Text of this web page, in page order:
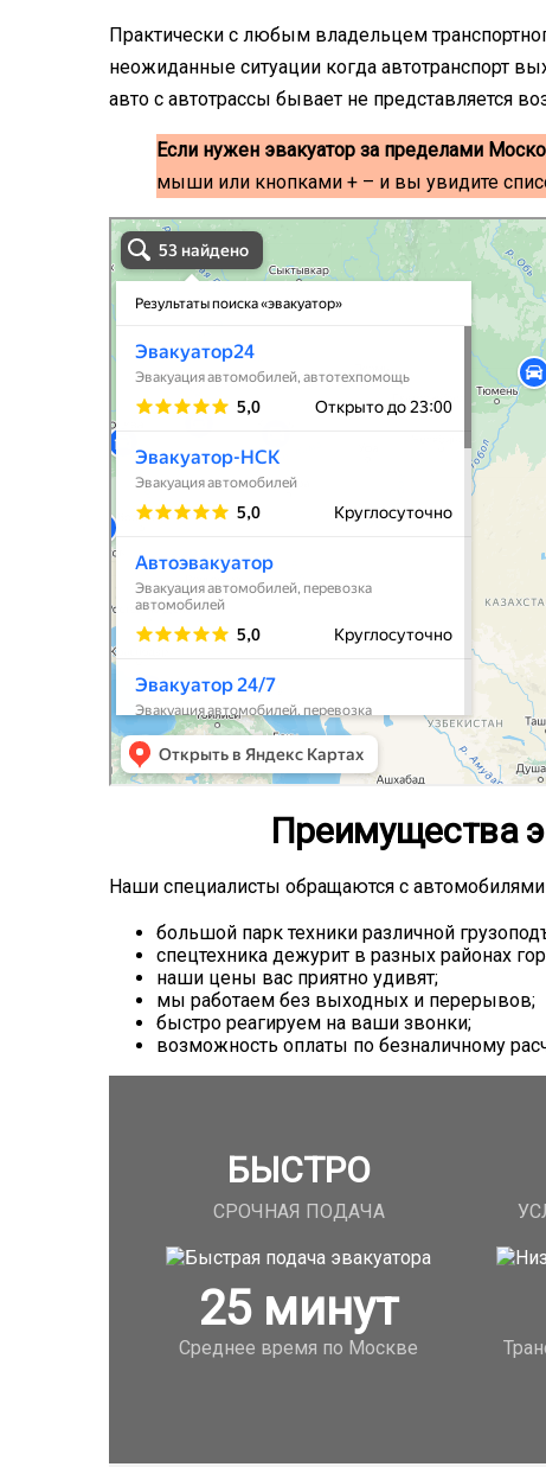
Практически с любым владельцем
неожиданные ситуации когда автотранспорт
авто с автотрассы бывает не представляется
Если нужен эвакуатор за пределами
мыши или кнопками + – и вы увидите
эвакуаторы на карте
Волоколамск
Преимущества
Наши специалисты обращаются с
большой парк техники различной
спецтехника дежурит в разных районах
наши цены вас приятно удивят;
мы работаем без выходных и перерывов;
быстро реагируем на ваши звонки;
возможность оплаты по безналичному
БЫСТРО
СРОЧНАЯ ПОДАЧА
25минут
Среднее время по Москве